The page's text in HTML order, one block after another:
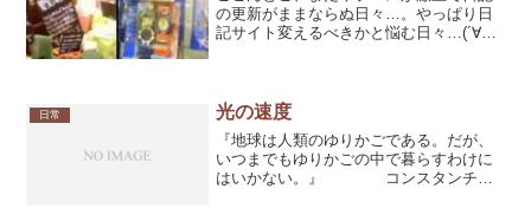
の更新がままならぬ日々…。やっぱり日
記サイト変えるべきかと悩む日々…(´∀｀)
ョッピングセンタ...
日常 光の速度
『地球は人類のゆりかごである。だが、
いつまでもゆりかごの中で暮らすわけに
はいかない。』 コンスタンチ